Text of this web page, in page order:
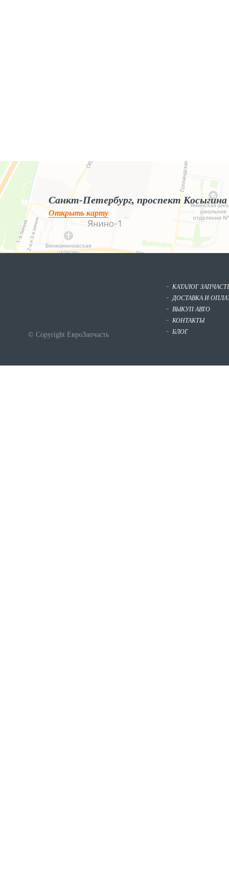
Яндекс.Карты
Яндекс.Карты — поиск мест и адресов, городской транспорт
Санкт-Петербург, проспект Косыгина
Открыть карту
© Copyright ЕвроЗапчасть
КАТАЛОГ
ДОСТАВКА И
ВЫКУП АВТО
КОНТАКТЫ
БЛОГ